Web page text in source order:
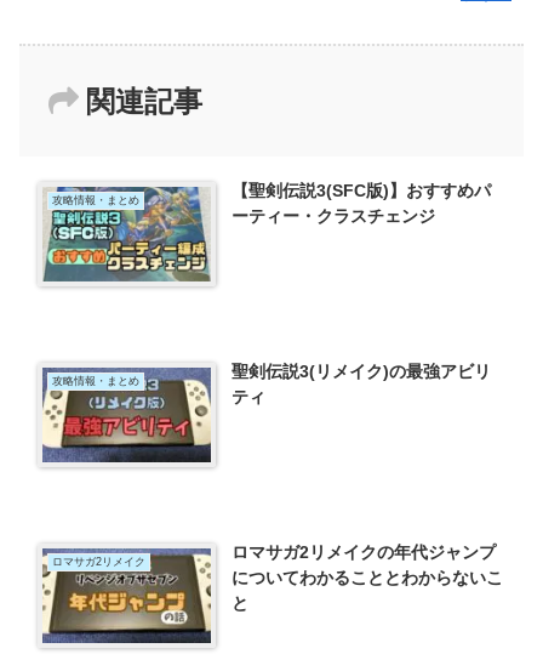
関連記事
攻略情報・まとめ
【聖剣伝説3(SFC版)】おすすめパ
ーティー・クラスチェンジ
攻略情報・まとめ
聖剣伝説3(リメイク)の最強アビリ
ティ
ロマサガ2リメイク
ロマサガ2リメイクの年代ジャンプ
についてわかることとわからないこ
と